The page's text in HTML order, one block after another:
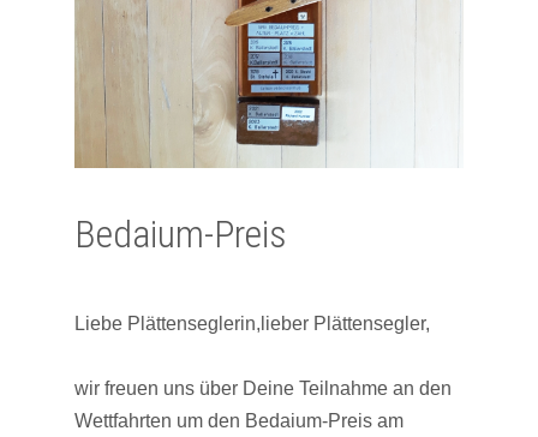
Bedaium-Preis
Liebe Plättenseglerin,lieber Plättensegler,
wir freuen uns über Deine Teilnahme an den
Wettfahrten um den Bedaium-Preis am